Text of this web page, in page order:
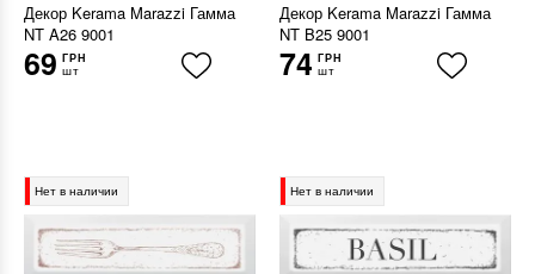
Декор Kerama Marazzi Гамма
NT A26 9001
69 ГРН
шт
Декор Kerama Marazzi Гамма
NT B25 9001
74 ГРН
шт
Нет в наличии Нет в наличии